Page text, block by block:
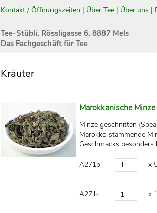
Kontakt / Öffnungszeiten | Über Tee | Über uns |
Tee-Stübli, Rössligasse 6, 8887 Mels
Das Fachgeschäft für Tee
Kräuter
Marokkanische
Minze geschnitten
Marokko stammende
Geschmacks besonders
A271b x
A271c x